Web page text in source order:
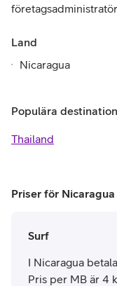
Land
Populära
Thailand
Priser för Nicaragua
Surf
I Nicaragua
Pris per MB är 4